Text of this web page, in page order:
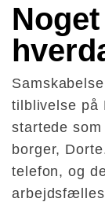
tilblivelse på
startede
borger,
telefon, og